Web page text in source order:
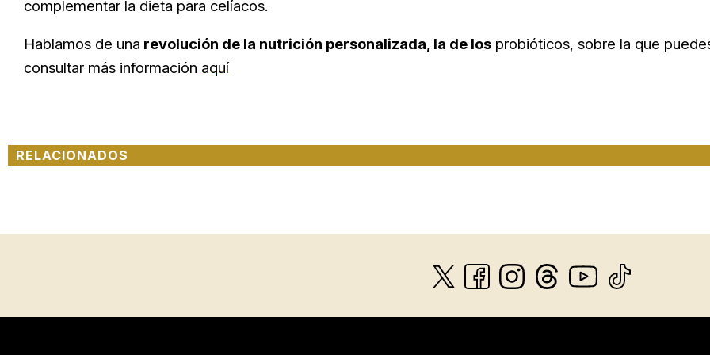
complementar la dieta para celíacos.
Hablamos de una revolución de la nutrición personalizada, la de los probióticos, sobre la que
consultar más información aquí
RELACIONADOS